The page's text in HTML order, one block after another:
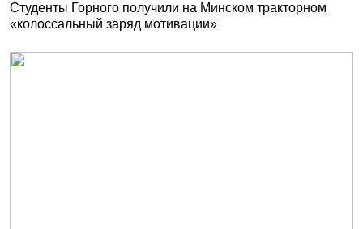
Студенты Горного получили на Минском тракторном
«колоссальный заряд мотивации»